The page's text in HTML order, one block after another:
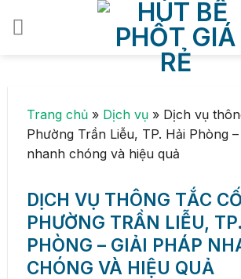
Trang chủ » Dịch vụ » Dịch vụ
Phường Trần Liễu, TP. Hải Phòng
nhanh chóng và hiệu quả
DỊCH VỤ THÔNG TẮC
PHƯỜNG TRẦN LIỄU,
PHÒNG – GIẢI PHÁP
CHÓNG VÀ HIỆU QUẢ